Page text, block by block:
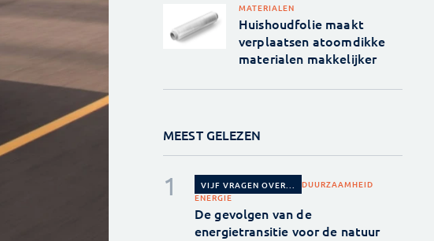
MATERIALEN
Huishoudfolie maakt
verplaatsen atoomdikke
materialen makkelijker
MEEST GELEZEN
VIJF VRAGEN OVER...
DUURZAAMHEID
ENERGIE
De gevolgen van de
energietransitie voor de natuur